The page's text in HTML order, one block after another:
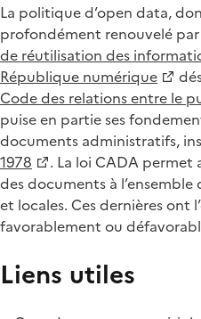
La politique d’open data,
profondément renouvelé par
de réutilisation des
République numérique
Code des relations entre le
puise en partie ses
documents administratifs,
1978
. La loi CADA
des documents à
et locales. Ces dernières ont
favorablement ou
Liens utiles